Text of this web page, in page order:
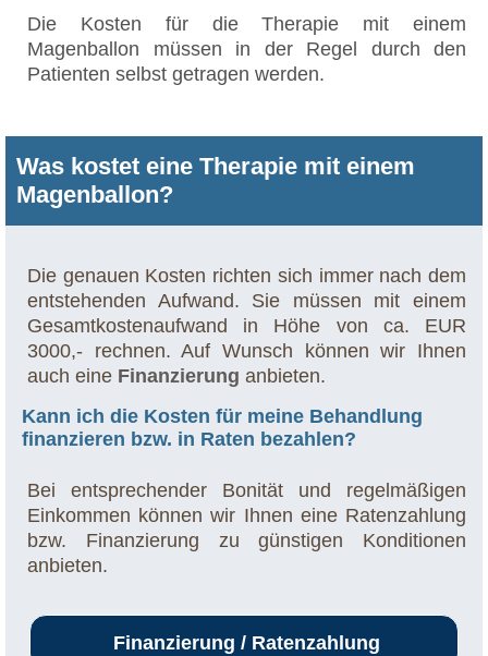
Die Kosten für die Therapie mit einem
Magenballon müssen in der Regel durch den
Patienten selbst getragen werden.
Was kostet eine Therapie mit einem
Magenballon?
Die genauen Kosten richten sich immer nach dem
entstehenden Aufwand. Sie müssen mit einem
Gesamtkostenaufwand in Höhe von ca. EUR
3000,- rechnen. Auf Wunsch können wir Ihnen
auch eine Finanzierung anbieten.
Kann ich die Kosten für meine Behandlung
finanzieren bzw. in Raten bezahlen?
Bei entsprechender Bonität und regelmäßigen
Einkommen können wir Ihnen eine Ratenzahlung
bzw. Finanzierung zu günstigen Konditionen
anbieten.
Finanzierung / Ratenzahlung